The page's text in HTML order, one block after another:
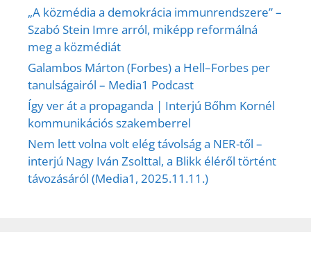
„A közmédia a demokrácia immunrendszere” –
Szabó Stein Imre arról, miképp reformálná
meg a közmédiát
Galambos Márton (Forbes) a Hell–Forbes per
tanulságairól – Media1 Podcast
Így ver át a propaganda | Interjú Bőhm Kornél
kommunikációs szakemberrel
Nem lett volna volt elég távolság a NER-től –
interjú Nagy Iván Zsolttal, a Blikk éléről történt
távozásáról (Media1, 2025.11.11.)